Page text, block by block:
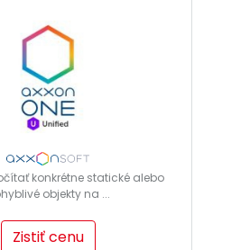
konkrétne statické alebo
objekty na ...
Zistiť cenu